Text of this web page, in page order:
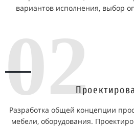
вариантов исполнения, выбор
02
Разработка общей концепции
мебели, оборудования.